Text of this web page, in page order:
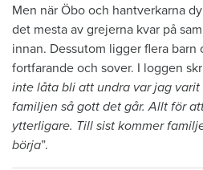
Men när Öbo och hantverkarna
det mesta av grejerna kvar på
innan. Dessutom ligger flera barn
fortfarande och sover. I loggen
inte låta bli att undra var jag
familjen så gott det går. Allt för
ytterligare. Till sist kommer
börja”.